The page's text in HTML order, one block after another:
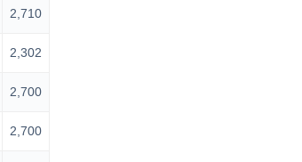
2,710
2,302
2,700
2,700